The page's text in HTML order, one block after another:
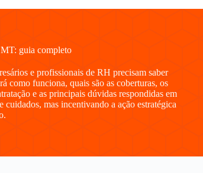
guia completo
e profissionais de RH precisam saber
como funciona, quais são as coberturas, os
e as principais dúvidas respondidas em
mas incentivando a ação estratégica